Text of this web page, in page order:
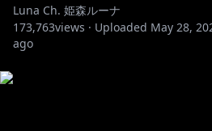
Luna Ch. 姫森ルーナ
173,763views · Uploaded May 28,
ago